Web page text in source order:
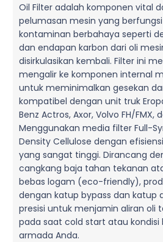
Oil Filter adalah komponen vital
pelumasan mesin yang
kontaminan berbahaya seperti
dan endapan karbon dari oli
disirkulasikan kembali. Filter ini
mengalir ke komponen internal
untuk meminimalkan gesekan
kompatibel dengan unit truk
Benz Actros, Axor, Volvo FH/FMX,
Menggunakan media filter Full-
Density Cellulose dengan
yang sangat tinggi. Dirancang
cangkang baja tahan tekanan
bebas logam (eco-friendly),
dengan katup bypass dan katup
presisi untuk menjamin aliran oli
pada saat cold start atau kondisi
armada Anda.